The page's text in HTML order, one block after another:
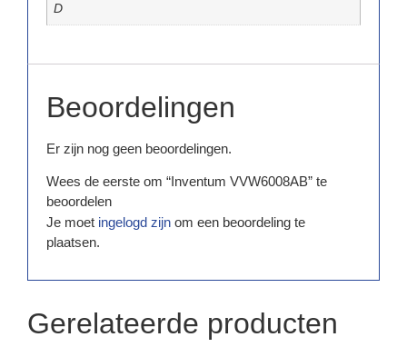
D
Beoordelingen
Er zijn nog geen beoordelingen.
Wees de eerste om “Inventum VVW6008AB” te
beoordelen
Je moet ingelogd zijn om een beoordeling te
plaatsen.
Gerelateerde producten